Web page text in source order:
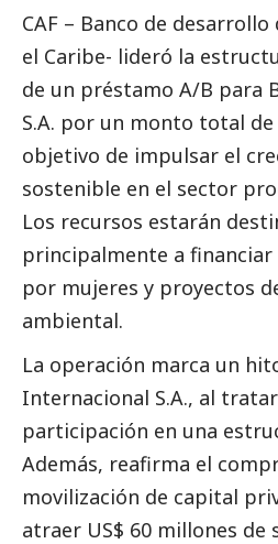
CAF – Banco de
el Caribe- lideró la
de un préstamo A/B para
S.A. por un monto total
objetivo de impulsar el
sostenible en el sector
Los recursos estarán
principalmente a financiar
por mujeres y proyectos
ambiental.
La operación marca un
Internacional S.A., al
participación en una
Además, reafirma el
movilización de capital
atraer US$ 60 millones de